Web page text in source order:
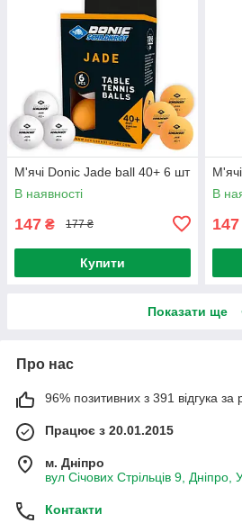
М'ячі Donic Jade ball 40+ 6 шт
В наявності
147 ₴ 177 ₴
Купити
В
147
Показати ще
Про нас
96% позитивних з 391 відгука за
Працює з 20.01.2015
м. Дніпро
вул Січових Стрільців 9, Дніпро,
Контакти